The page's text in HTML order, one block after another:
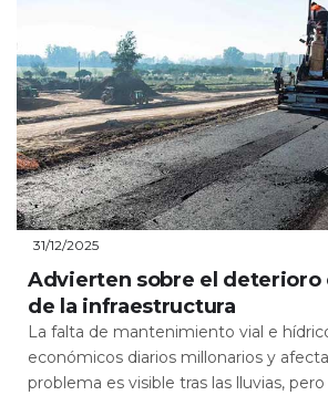
31/12/2025
Advierten sobre el deterioro
de la infraestructura
La falta de mantenimiento vial e
económicos diarios millonarios y
problema es visible tras las lluvias, pero